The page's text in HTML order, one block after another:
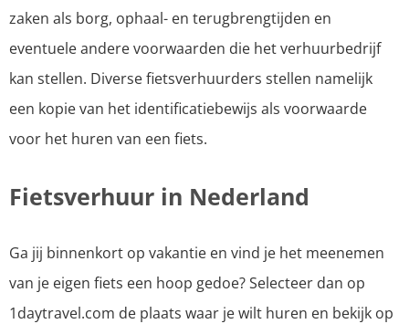
zaken als borg, ophaal- en terugbrengtijden en
eventuele andere voorwaarden die het verhuurbedrijf
kan stellen. Diverse fietsverhuurders stellen namelijk
een kopie van het identificatiebewijs als voorwaarde
voor het huren van een fiets.
Fietsverhuur in Nederland
Ga jij binnenkort op vakantie en vind je het meenemen
van je eigen fiets een hoop gedoe? Selecteer dan op
1daytravel.com de plaats waar je wilt huren en bekijk op